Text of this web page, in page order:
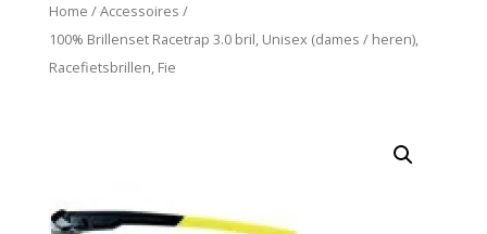
Home /Accessoires /
100% Brillenset Racetrap 3.0 bril, Unisex (dames / heren),
Racefietsbrillen, Fie